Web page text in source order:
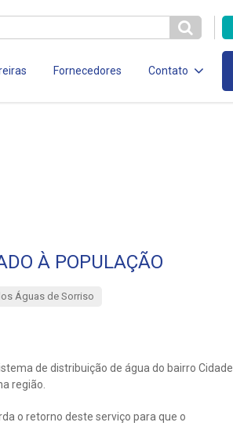
Fornecedores Contato
À POPULAÇÃO
Águas de Sorriso
de distribuição de água do bairro Cidade
região.
o retorno deste serviço para que o